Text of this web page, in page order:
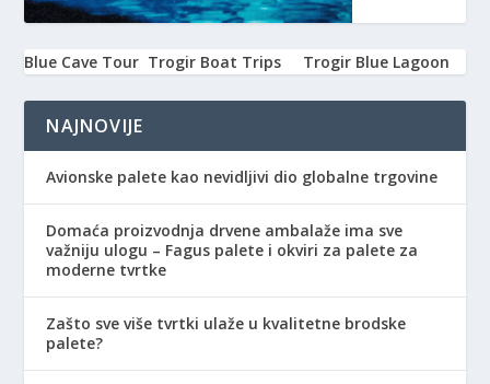
Blue Cave Tour Trogir Boat Trips Trogir Blue Lagoon
NAJNOVIJE
Avionske palete kao nevidljivi dio globalne trgovine
Domaća proizvodnja drvene ambalaže ima sve
važniju ulogu – Fagus palete i okviri za palete za
moderne tvrtke
Zašto sve više tvrtki ulaže u kvalitetne brodske
palete?